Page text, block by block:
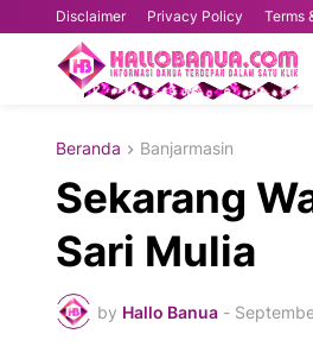
Disclaimer Privacy Policy Terms
Beranda Banjarmasin
Sekarang
Sari Mulia
by Hallo Banua -